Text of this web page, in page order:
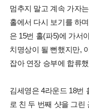
멈추지 말고 계속 가자
홀에서 다시 보기를 하
은 15번 홀(파5)에 가서
치명상이 될 뻔했지만,
잡아 연장 승부에 합류
김세영은 4라운드 18번
로 친 두 번째 샷을 그